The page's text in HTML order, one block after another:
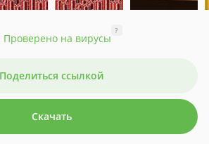
Проверено на вирусы
?
Поделиться ссылкой
Скачать